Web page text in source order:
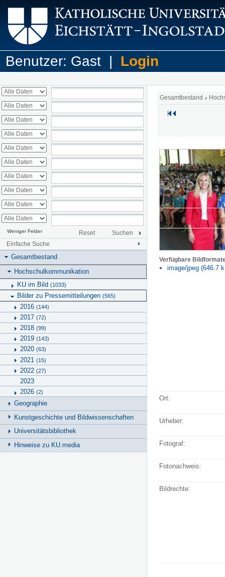
Benutzer: Gast | Login
Weniger Felder Reset
Suchen
Einfache Suche
Gesamtbestand
Hochschulkommunikation
KU im Bild (1033)
Bilder zu Pressemitteilungen (565)
2016 (144)
2017 (72)
2018 (99)
2019 (143)
2020 (63)
2021 (15)
2022 (27)
2023
2026 (2)
Geographie
Kunstgeschichte und Bildwissenschaften
Universitätsbibliothek
Hinweise zu KU.media
Gesamtbestand
Verfügbare
image/jpeg (646.7
Ort:
Urheber:
Fotograf:
Fotonachweis:
Bildrechte: